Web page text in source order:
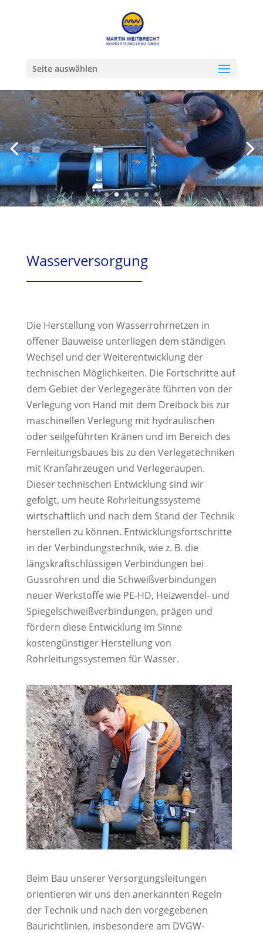
Seite auswählen
Wasserversorgung
Die Herstellung von Wasserrohrnetzen in
offener Bauweise unterliegen dem ständigen
Wechsel und der Weiterentwicklung der
technischen Möglichkeiten. Die Fortschritte auf
dem Gebiet der Verlegegeräte führten von der
Verlegung von Hand mit dem Dreibock bis zur
maschinellen Verlegung mit hydraulischen
oder seilgeführten Kränen und im Bereich des
Fernleitungsbaues bis zu den Verlegetechniken
mit Kranfahrzeugen und Verlegeraupen.
Dieser technischen Entwicklung sind wir
gefolgt, um heute Rohrleitungssysteme
wirtschaftlich und nach dem Stand der Technik
herstellen zu können. Entwicklungsfortschritte
in der Verbindungstechnik, wie z. B. die
längskraftschlüssigen Verbindungen bei
Gussrohren und die Schweißverbindungen
neuer Werkstoffe wie PE-HD, Heizwendel- und
Spiegelschweißverbindungen, prägen und
fördern diese Entwicklung im Sinne
kostengünstiger Herstellung von
Rohrleitungssystemen für Wasser.
Beim Bau unserer Versorgungsleitungen
orientieren wir uns den anerkannten Regeln
der Technik und nach den vorgegebenen
Baurichtlinien, insbesondere am DVGW-